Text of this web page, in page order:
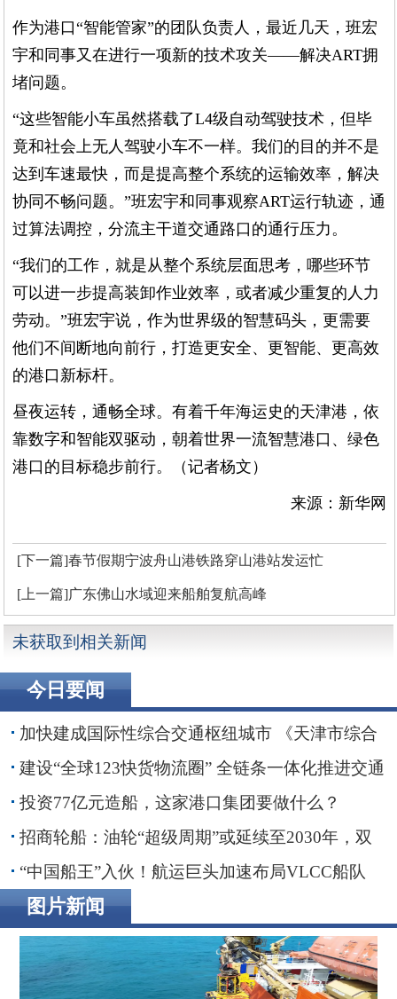
作为港口“智能管家”的团队负责人，最近几天，班宏
宇和同事又在进行一项新的技术攻关——解决ART拥
堵问题。
“这些智能小车虽然搭载了L4级自动驾驶技术，但毕
竟和社会上无人驾驶小车不一样。我们的目的并不是
达到车速最快，而是提高整个系统的运输效率，解决
协同不畅问题。”班宏宇和同事观察ART运行轨迹，通
过算法调控，分流主干道交通路口的通行压力。
“我们的工作，就是从整个系统层面思考，哪些环节
可以进一步提高装卸作业效率，或者减少重复的人力
劳动。”班宏宇说，作为世界级的智慧码头，更需要
他们不间断地向前行，打造更安全、更智能、更高效
的港口新标杆。
昼夜运转，通畅全球。有着千年海运史的天津港，依
靠数字和智能双驱动，朝着世界一流智慧港口、绿色
港口的目标稳步前行。（记者杨文）
来源：新华网
[下一篇]春节假期宁波舟山港铁路穿山港站发运忙
[上一篇]广东佛山水域迎来船舶复航高峰
未获取到相关新闻
今日要闻
加快建成国际性综合交通枢纽城市 《天津市综合
交通运输“十五五”规划》印发
建设“全球123快货物流圈” 全链条一体化推进交通
物流降本提质增效
投资77亿元造船，这家港口集团要做什么？
招商轮船：油轮“超级周期”或延续至2030年，双
海峡风险正在重塑全球航运
“中国船王”入伙！航运巨头加速布局VLCC船队
图片新闻